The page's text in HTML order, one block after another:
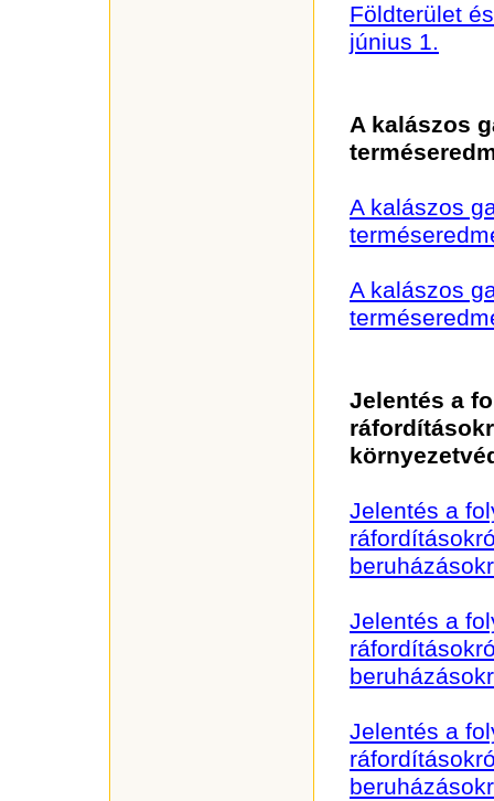
Földterület
június 1.
A kalászos
A kalászos
A kalászos
Jelentés a
Jelentés a
Jelentés a
Jelentés a